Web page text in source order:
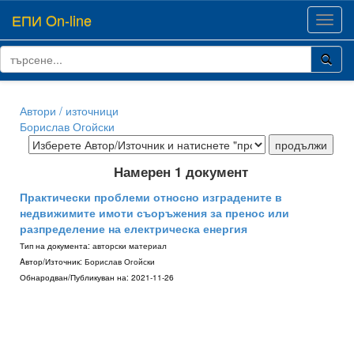
ЕПИ On-line
Автори / източници
Борислав Огойски
Намерен 1 документ
Практически проблеми относно изградените в
недвижимите имоти съоръжения за пренос или
разпределение на електрическа енергия
Тип на документа: авторски материал
Aвтор/Източник: Борислав Огойски
Обнародван/Публикуван на: 2021-11-26